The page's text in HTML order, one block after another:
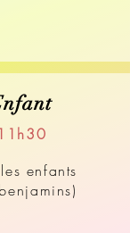
enfants